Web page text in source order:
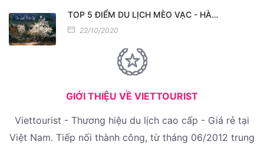
TOP 5 ĐIỂM DU LỊCH MÈO VẠC - HÀ…
22/10/2020
GIỚI THIỆU VỀ VIETTOURIST
Viettourist - Thương hiệu du lịch cao cấp - Giá rẻ tại
Việt Nam. Tiếp nối thành công, từ tháng 06/2012 trung